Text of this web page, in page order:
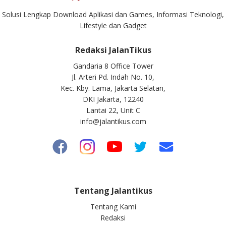
Solusi Lengkap Download Aplikasi dan Games, Informasi Teknologi,
Lifestyle dan Gadget
Redaksi JalanTikus
Gandaria 8 Office Tower
Jl. Arteri Pd. Indah No. 10,
Kec. Kby. Lama, Jakarta Selatan,
DKI Jakarta, 12240
Lantai 22, Unit C
info@jalantikus.com
Tentang Jalantikus
Tentang Kami
Redaksi